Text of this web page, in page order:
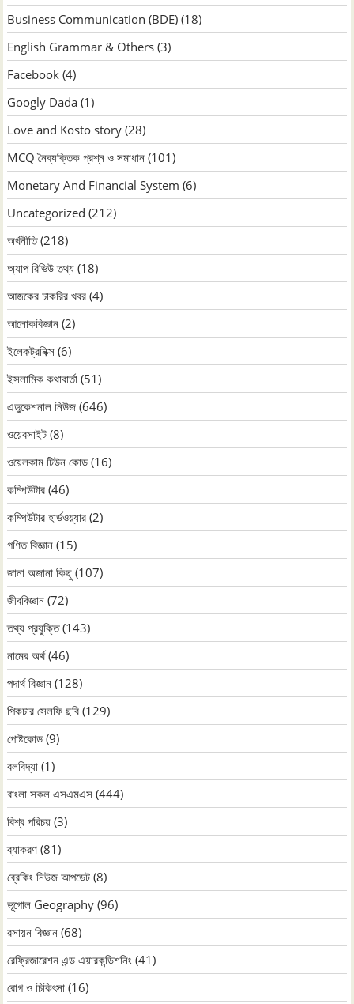
Business Communication (BDE) (18)
English Grammar & Others (3)
Facebook (4)
Googly Dada (1)
Love and Kosto story (28)
MCQ নৈব্যক্তিক প্রশ্ন ও সমাধান (101)
Monetary And Financial System (6)
Uncategorized (212)
অর্থনীতি(218)
অ্যাপ রিভিউ তথ্য (18)
আজকের চাকরির খবর (4)
আলোকবিজ্ঞান (2)
ইলেকট্রনিক্স (6)
ইসলামিক কথাবার্তা (51)
এডুকেশনাল নিউজ (646)
ওয়েবসাইট (8)
ওয়েলকাম টিউন কোড (16)
কম্পিউটার (46)
কম্পিউটার হার্ডওয়্যার (2)
গণিত বিজ্ঞান (15)
জানা অজানা কিছু (107)
জীববিজ্ঞান (72)
তথ্য প্রযুক্তি(143)
নামের অর্থ(46)
পদার্থ বিজ্ঞান (128)
পিকচার সেলফি ছবি (129)
পোষ্টকোড (9)
বলবিদ্যা (1)
বাংলা সকল এসএমএস (444)
বিশ্ব পরিচয় (3)
ব্যাকরণ (81)
ব্রেকিং নিউজ আপডেট (8)
ভূগোল Geography (96)
রসায়ন বিজ্ঞান (68)
রেফ্রিজারেশন এন্ড এয়ারকন্ডিশনিং (41)
রোগ ও চিকিৎসা (16)